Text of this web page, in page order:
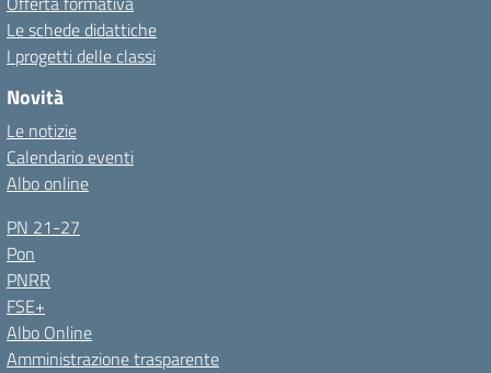
Le schede didattiche
I progetti delle classi
Novità
Le notizie
Calendario eventi
Albo online
PN 21-27
Pon
PNRR
FSE+
Albo Online
Amministrazione trasparente